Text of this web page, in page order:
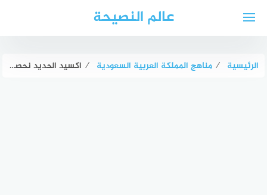
عالم النصيحة
الرئيسية ⁄ مناهج المملكة العربية السعودية ⁄ اكسيد الحديد نحصل على اللون البني الأحمر المحمر ودرجاته